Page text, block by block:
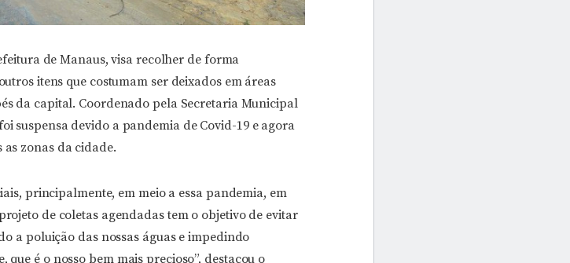
de Manaus, visa recolher de forma
itens que costumam ser deixados em áreas
da capital. Coordenado pela Secretaria Municipal
suspensa devido a pandemia de Covid-19 e agora
zonas da cidade.
principalmente, em meio a essa pandemia, em
de coletas agendadas tem o objetivo de evitar
a poluição das nossas águas e impedindo
é o nosso bem mais precioso”, destacou o